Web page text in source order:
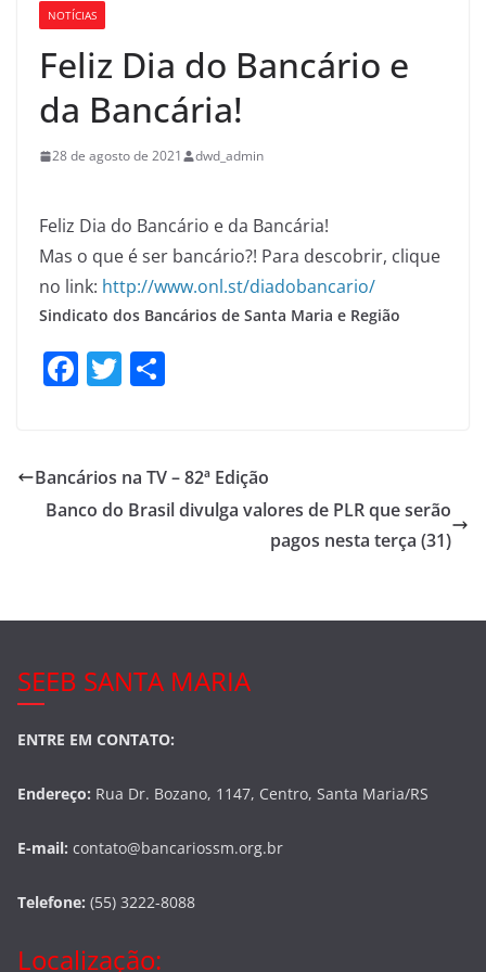
NOTÍCIAS
Feliz Dia do Bancário e
da Bancária!
28 de agosto de 2021 dwd_admin
Feliz Dia do Bancário e da Bancária!
Mas o que é ser bancário?! Para descobrir, clique
no link: http://www.onl.st/diadobancario/
Sindicato dos Bancários de Santa Maria e Região
F
e
b
k
T
er e
Bancários na TV – 82ª Edição
Banco do Brasil divulga valores de PLR que serão
pagos nesta terça (31)
SEEB SANTA MARIA
ENTRE EM CONTATO:
Endereço: Rua Dr. Bozano, 1147, Centro, Santa Maria/RS
E-mail: contato@bancariossm.org.br
Telefone: (55) 3222-8088
Localização: